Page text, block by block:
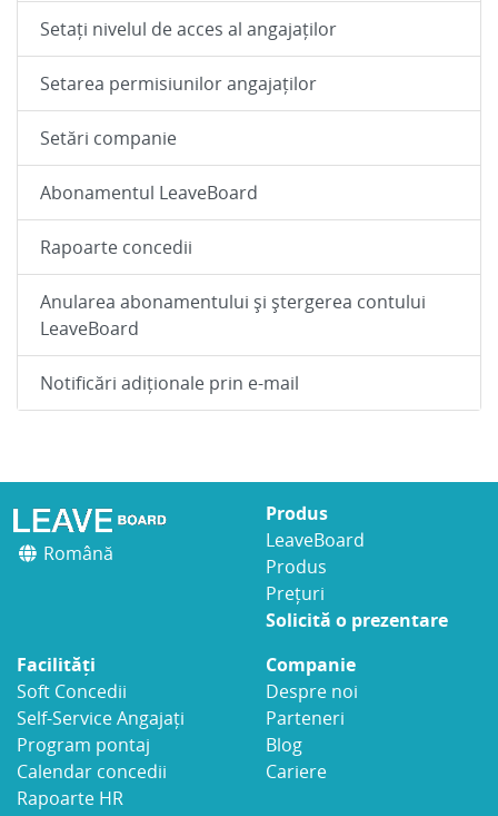
Setați nivelul de acces al angajaților
Setarea permisiunilor angajaților
Setări companie
Abonamentul LeaveBoard
Rapoarte concedii
Anularea abonamentului și ștergerea contului
LeaveBoard
Notificări adiționale prin e-mail
Română
Produs
LeaveBoard
Produs
Prețuri
Solicită o prezentare
Facilități
Soft Concedii
Self-Service Angajați
Program pontaj
Calendar concedii
Rapoarte HR
Companie
Despre noi
Parteneri
Blog
Cariere